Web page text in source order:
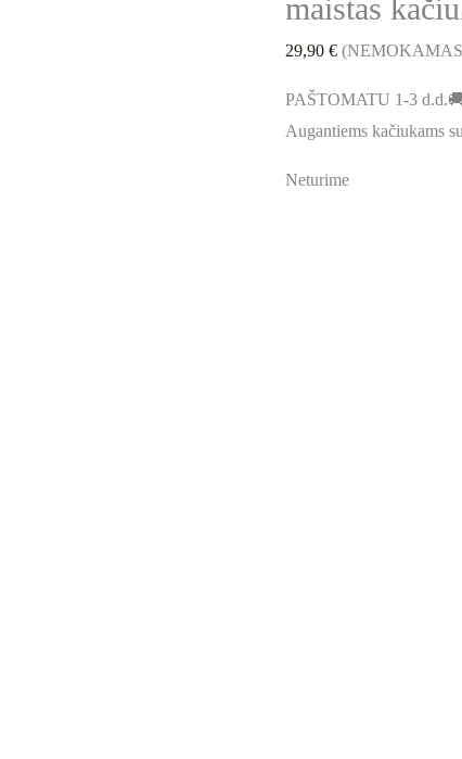
maistas
29,90€
PAŠTOMATU 1-3
Augantiems kačiukams
Neturime